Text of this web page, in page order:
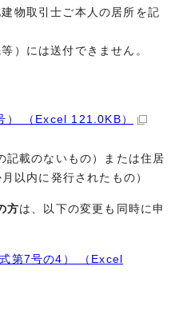
物取引士ご本人の居所を記
）には送付できません。
） （Excel 121.0KB）
記載のないもの）または住居
以内に発行されたもの）
方は、以下の変更も同時に申
第7号の4） （Excel